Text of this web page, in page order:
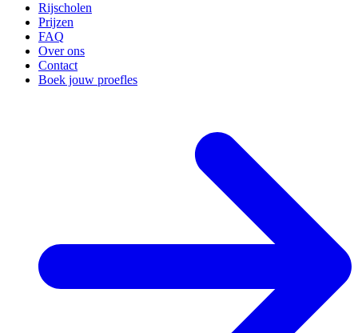
Rijscholen
Prijzen
FAQ
Over ons
Contact
Boek jouw proefles